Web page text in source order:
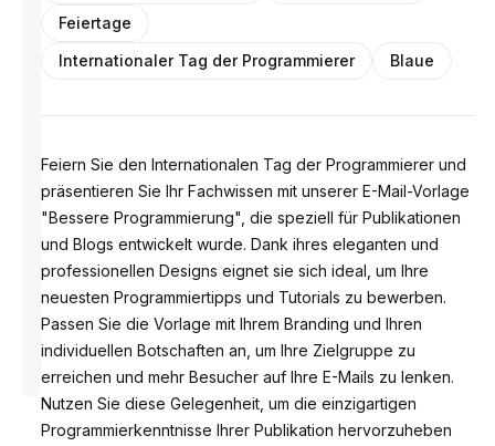
von
Anastasiia
Feiertage
Internationaler Tag der Programmierer
Blaue
Feiern Sie den Internationalen Tag der Programmierer und
präsentieren Sie Ihr Fachwissen mit unserer E-Mail-Vorlage
"Bessere Programmierung", die speziell für Publikationen
und Blogs entwickelt wurde. Dank ihres eleganten und
professionellen Designs eignet sie sich ideal, um Ihre
neuesten Programmiertipps und Tutorials zu bewerben.
Passen Sie die Vorlage mit Ihrem Branding und Ihren
individuellen Botschaften an, um Ihre Zielgruppe zu
erreichen und mehr Besucher auf Ihre E-Mails zu lenken.
Nutzen Sie diese Gelegenheit, um die einzigartigen
Programmierkenntnisse Ihrer Publikation hervorzuheben